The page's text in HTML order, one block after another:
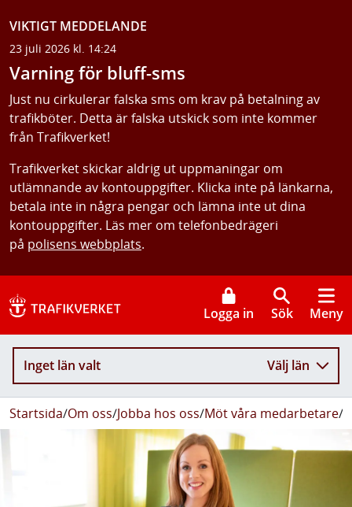
VIKTIGT MEDDELANDE
23 juli 2026 kl. 14:24
Varning för bluff-sms
Just nu cirkulerar falska sms om krav på betalning av
trafikböter. Detta är falska utskick som inte kommer
från Trafikverket!
Trafikverket skickar aldrig ut uppmaningar om
utlämnande av kontouppgifter. Klicka inte på länkarna,
betala inte in några pengar och lämna inte ut dina
kontouppgifter. Läs mer om telefonbedrägeri
på polisens webbplats.
Logga in Sök Meny
Inget län valt Välj län
Startsida/Om oss/Jobba hos oss/Möt våra medarbetare/